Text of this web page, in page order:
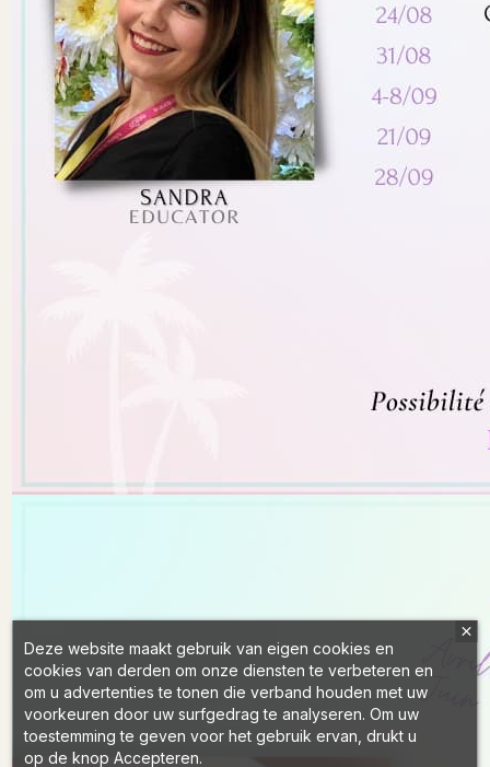
Deze website maakt gebruik van eigen cookies en
cookies van derden om onze diensten te verbeteren en
om u advertenties te tonen die verband houden met uw
voorkeuren door uw surfgedrag te analyseren. Om uw
toestemming te geven voor het gebruik ervan, drukt u
op de knop Accepteren.